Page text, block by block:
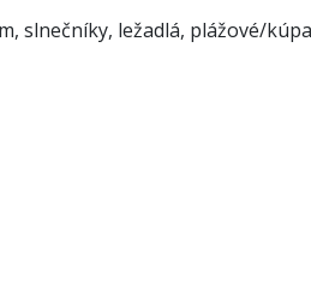
slnečníky, ležadlá, plážové/